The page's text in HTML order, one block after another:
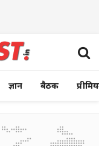
ज्ञान बैठक